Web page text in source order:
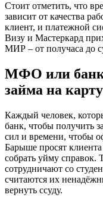
Стоит отметить, что
зависит от качества
клиент, и платежной
Визу и Мастеркард
МИР – от получаса до
МФО или
займа на
Каждый человек,
банк, чтобы получить
сил и времени, чтобы
Барыше просят
собрать уйму справок.
сотрудничают со
считаются их
вернуть ссуду.